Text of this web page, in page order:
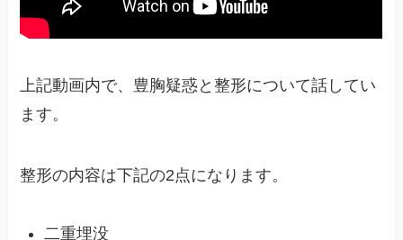
上記動画内で、豊胸疑惑と整形について話してい
ます。
整形の内容は下記の2点になります。
二重埋没